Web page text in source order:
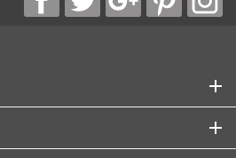
add
add